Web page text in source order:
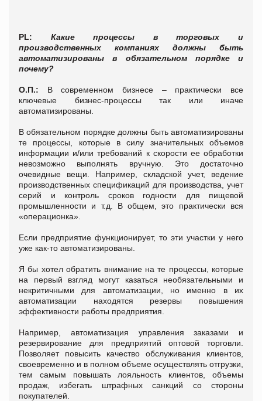
PL: Какие процессы в торговых и
производственных компаниях должны быть
автоматизированы в обязательном порядке и
почему?
О.П.: В современном бизнесе – практически все
ключевые бизнес-процессы так или иначе
автоматизированы.
В обязательном порядке должны быть автоматизированы
те процессы, которые в силу значительных объемов
информации и/или требований к скорости ее обработки
невозможно выполнять вручную. Это достаточно
очевидные вещи. Например, складской учет, ведение
производственных спецификаций для производства, учет
серий и контроль сроков годности для пищевой
промышленности и т.д. В общем, это практически вся
«операционка».
Если предприятие функционирует, то эти участки у него
уже как-то автоматизированы.
Я бы хотел обратить внимание на те процессы, которые
на первый взгляд могут казаться необязательными и
некритичными для автоматизации, но именно в их
автоматизации находятся резервы повышения
эффективности работы предприятия.
Например, автоматизация управления заказами и
резервирование для предприятий оптовой торговли.
Позволяет повысить качество обслуживания клиентов,
своевременно и в полном объеме осуществлять отгрузки,
тем самым повышать лояльность клиентов, объемы
продаж, избегать штрафных санкций со стороны
покупателей.